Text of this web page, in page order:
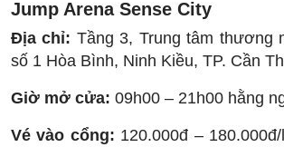
Jump Arena Sense City
Địa chỉ: Tầng 3, Trung tâm thương
số 1 Hòa Bình, Ninh Kiều, TP. Cần
Giờ mở cửa: 09h00 – 21h00 hằng
Vé vào cổng: 120.000đ –